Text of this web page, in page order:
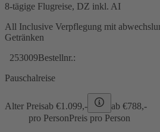
8-tägige Flugreise, DZ inkl. AI
All Inclusive Verpflegung mit
Getränken
253009Bestellnr.:
Pauschalreise
Alter Preisab €1.099,- ab €788,-
pro PersonPreis pro Person